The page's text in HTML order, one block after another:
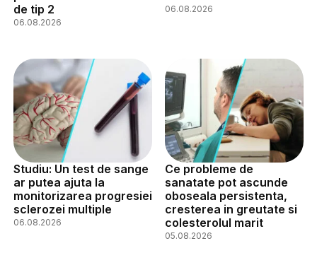
de tip 2
06.08.2026
06.08.2026
Studiu: Un test de sange
ar putea ajuta la
monitorizarea progresiei
sclerozei multiple
06.08.2026
Ce probleme de
sanatate pot ascunde
oboseala persistenta,
cresterea in greutate si
colesterolul marit
05.08.2026